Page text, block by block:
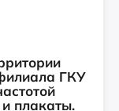
ГКУ
плакаты.